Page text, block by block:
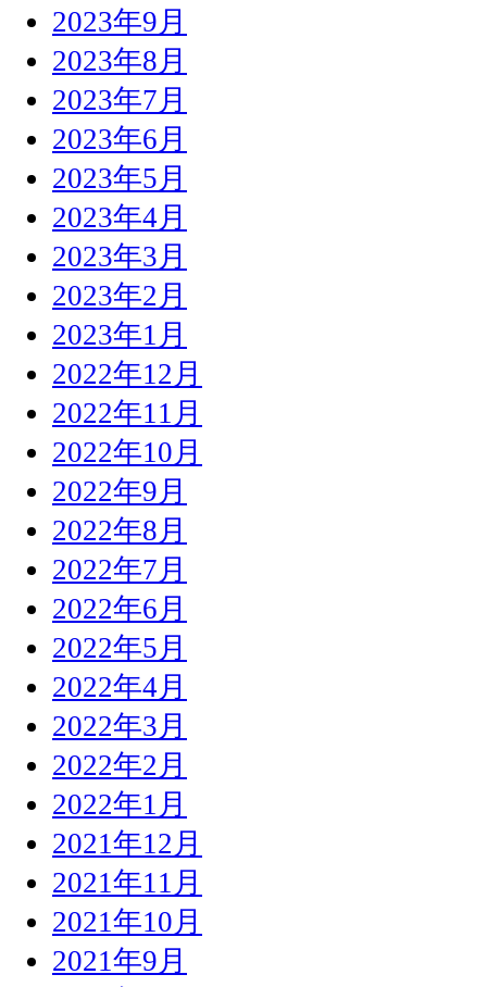
2023年9月
2023年8月
2023年7月
2023年6月
2023年5月
2023年4月
2023年3月
2023年2月
2023年1月
2022年12月
2022年11月
2022年10月
2022年9月
2022年8月
2022年7月
2022年6月
2022年5月
2022年4月
2022年3月
2022年2月
2022年1月
2021年12月
2021年11月
2021年10月
2021年9月